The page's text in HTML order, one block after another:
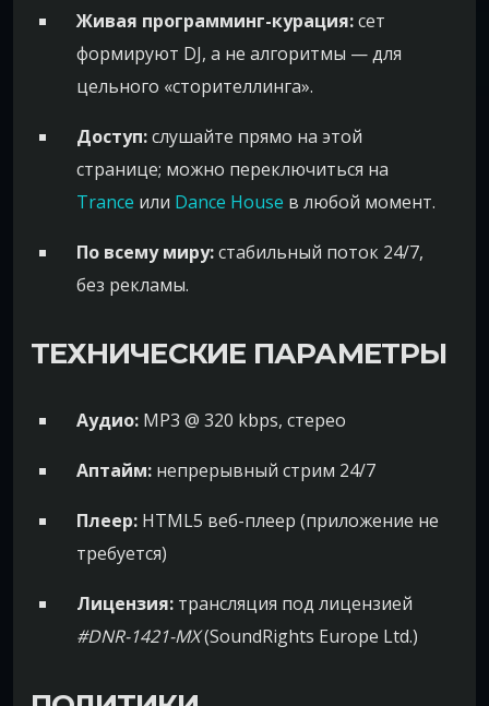
Живая программинг-курация:сет
формируют DJ, а не алгоритмы — для
цельного «сторителлинга».
Доступ:слушайте прямо на этой
странице; можно переключиться на
Trance или Dance House в любой момент.
По всему миру:стабильный поток 24/7,
без рекламы.
ТЕХНИЧЕСКИЕ ПАРАМЕТРЫ
Аудио: MP3 @ 320 kbps, стерео
Аптайм: непрерывный стрим 24/7
Плеер: HTML5 веб-плеер (приложение не
требуется)
Лицензия: трансляция под лицензией
#DNR-1421-MX(SoundRights Europe Ltd.)